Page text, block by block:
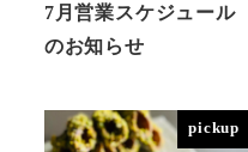
7月営業スケジュール
のお知らせ
pickup